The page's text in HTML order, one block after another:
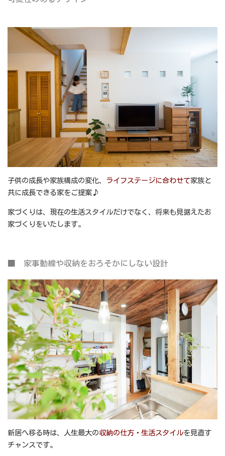
子供の成長や家族構成の変化、 ライフステー ジに合わせて家族と
共に成長できる家をご提案♪
家づくりは、現在の生活スタイルだけでなく、将来も見据えたお
家づくりをいたします。
■ 家事動線や収納をおろそかにしない設計
新居へ移る時は、人生最大の収納の仕方・生活スタイルを見直す
チャンスです。